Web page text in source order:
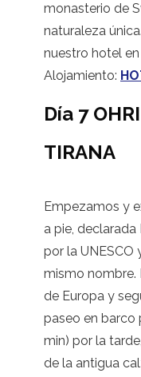
monasterio de
naturaleza
nuestro hotel en
Alojamiento:
Día 7
TIRANA
Empezamos y
a pie,
por la UNESCO
mismo nombre.
de Europa y
paseo en barco
min) por la
de la antigua